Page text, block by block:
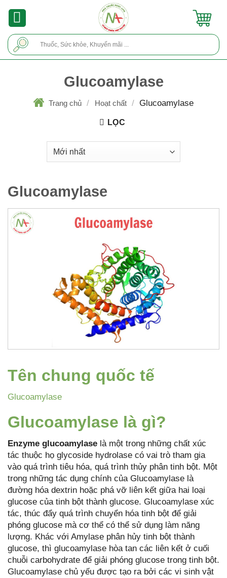
Glucoamylase
Trang chủ / Hoạt chất / Glucoamylase
LỌC
Glucoamylase
Tên chung quốc tế
Glucoamylase
Glucoamylase là gì?
Enzyme glucoamylase là một trong những chất xúc
tác thuộc họ glycoside hydrolase có vai trò tham gia
vào quá trình tiêu hóa, quá trình thủy phân tinh bột. Một
trong những tác dụng chính của Glucoamylase là
đường hóa dextrin hoặc phá vỡ liên kết giữa hai loại
glucose của tinh bột thành glucose. Glucoamylase xúc
tác, thúc đẩy quá trình chuyển hóa tinh bột để giải
phóng glucose mà cơ thể có thể sử dụng làm năng
lượng. Khác với Amylase phân hủy tinh bột thành
glucose, thì glucoamylase hòa tan các liên kết ở cuối
chuỗi carbohydrate để giải phóng glucose trong tinh bột.
Glucoamylase chủ yếu được tạo ra bởi các vi sinh vật